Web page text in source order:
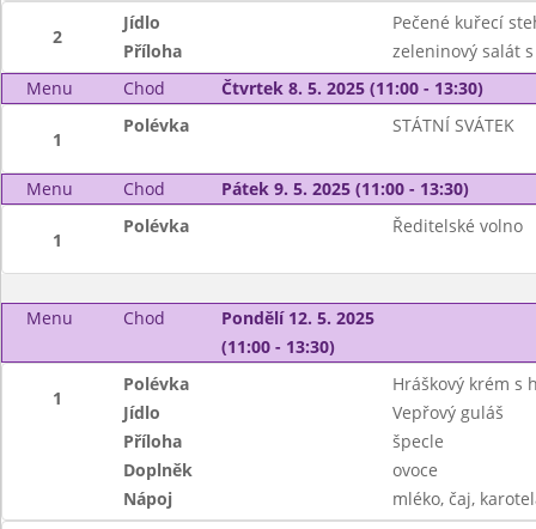
2
Jídlo
Pečené kuřecí
Příloha
zeleninový salát
Menu
Chod Čtvrtek 8. 5. 2025 (11:00 - 13:30)
1
Polévka STÁTNÍ SVÁTEK
Menu Chod Pátek 9. 5. 2025 (11:00 - 13:30)
1
Polévka Ředitelské volno
Menu Chod
Pondělí 12. 5. 2025
(11:00 - 13:30)
1
Polévka
Hráškový krém s
Jídlo
Vepřový guláš
Příloha
špecle
Doplněk
ovoce
Nápoj
mléko, čaj,